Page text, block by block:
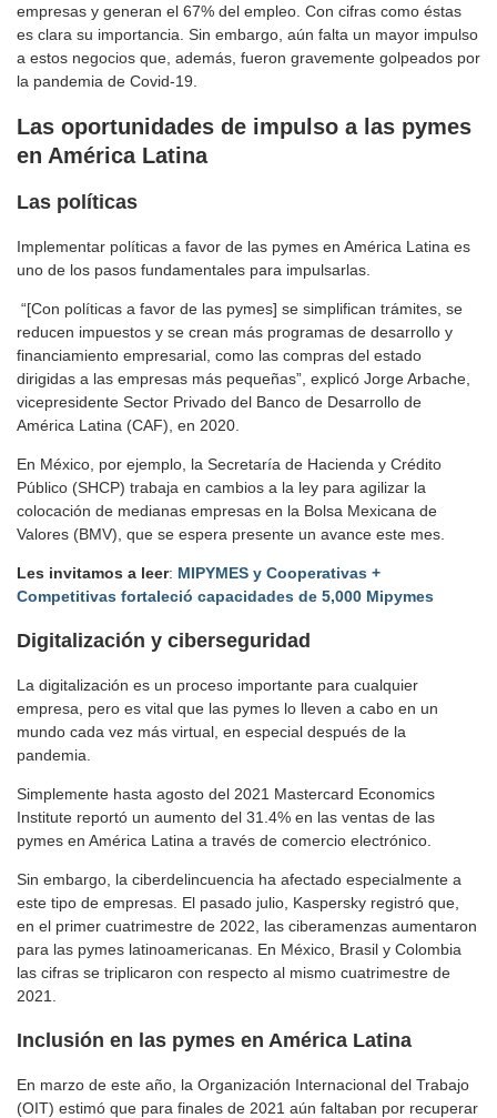
empresas y generan el 67% del empleo. Con cifras como éstas
es clara su importancia. Sin embargo, aún falta un mayor impulso
a estos negocios que, además, fueron gravemente golpeados por
la pandemia de Covid-19.
Las oportunidades de impulso a las pymes
en América Latina
Las políticas
Implementar políticas a favor de las pymes en América Latina es
uno de los pasos fundamentales para impulsarlas.
“[Con políticas a favor de las pymes] se simplifican trámites, se
reducen impuestos y se crean más programas de desarrollo y
financiamiento empresarial, como las compras del estado
dirigidas a las empresas más pequeñas”, explicó Jorge Arbache,
vicepresidente Sector Privado del Banco de Desarrollo de
América Latina (CAF), en 2020.
En México, por ejemplo, la Secretaría de Hacienda y Crédito
Público (SHCP) trabaja en cambios a la ley para agilizar la
colocación de medianas empresas en la Bolsa Mexicana de
Valores (BMV), que se espera presente un avance este mes.
Les invitamos a leer: MIPYMES y Cooperativas +
Competitivas fortaleció capacidades de 5,000 Mipymes
Digitalización y ciberseguridad
La digitalización es un proceso importante para cualquier
empresa, pero es vital que las pymes lo lleven a cabo en un
mundo cada vez más virtual, en especial después de la
pandemia.
Simplemente hasta agosto del 2021 Mastercard Economics
Institute reportó un aumento del 31.4% en las ventas de las
pymes en América Latina a través de comercio electrónico.
Sin embargo, la ciberdelincuencia ha afectado especialmente a
este tipo de empresas. El pasado julio, Kaspersky registró que,
en el primer cuatrimestre de 2022, las ciberamenzas aumentaron
para las pymes latinoamericanas. En México, Brasil y Colombia
las cifras se triplicaron con respecto al mismo cuatrimestre de
2021.
Inclusión en las pymes en América Latina
En marzo de este año, la Organización Internacional del Trabajo
(OIT) estimó que para finales de 2021 aún faltaban por recuperar